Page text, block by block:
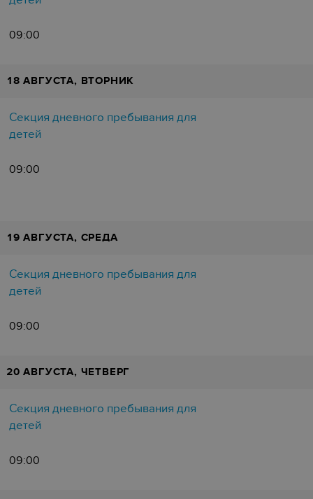
09:00
18 АВГУСТА, ВТОРНИК
Секция дневного пребывания для
детей
09:00
19 АВГУСТА, СРЕДА
Секция дневного пребывания для
детей
09:00
20 АВГУСТА, ЧЕТВЕРГ
Секция дневного пребывания для
детей
09:00